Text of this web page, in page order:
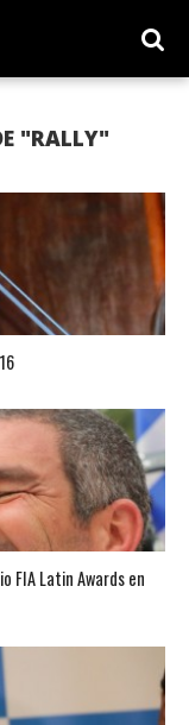
"RALLY"
FIA Latin Awards en